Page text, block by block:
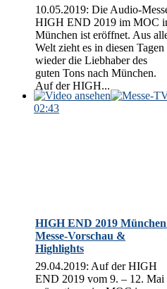
10.05.2019: Die Audio-
HIGH END 2019 im MOC
München ist eröffnet. Aus
Welt zieht es in diesen Tagen
wieder die Liebhaber des
guten Tons nach München.
Auf der HIGH...
02:43
HIGH END 2019
Messe-Vorschau &
Highlights
29.04.2019: Auf der HIGH
END 2019 vom 9. – 12. Mai